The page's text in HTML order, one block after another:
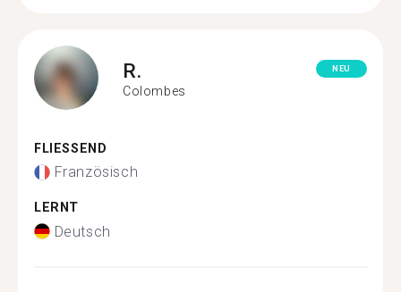
R.
Colombes
NEU
FLIESSEND
Französisch
LERNT
Deutsch